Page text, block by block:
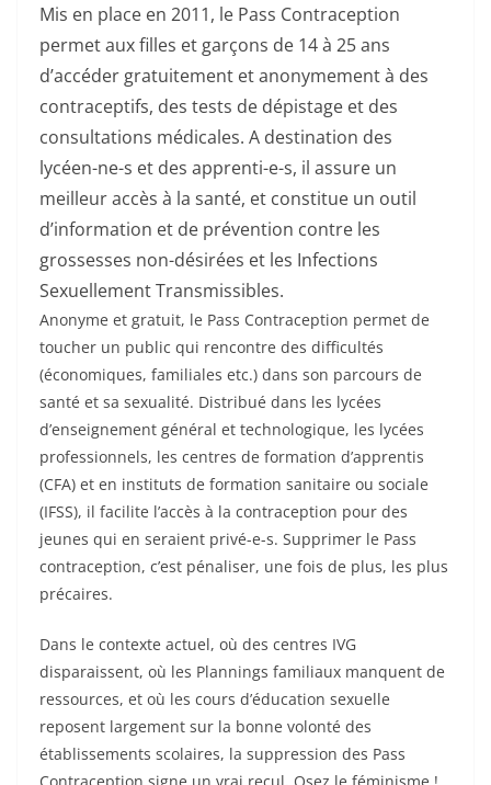
Mis en place en 2011, le Pass Contraception
permet aux filles et garçons de 14 à 25 ans
d’accéder gratuitement et anonymement à des
contraceptifs, des tests de dépistage et des
consultations médicales. A destination des
lycéen-ne-s et des apprenti-e-s, il assure un
meilleur accès à la santé, et constitue un outil
d’information et de prévention contre les
grossesses non-désirées et les Infections
Sexuellement Transmissibles.
Anonyme et gratuit, le Pass Contraception permet de
toucher un public qui rencontre des difficultés
(économiques, familiales etc.) dans son parcours de
santé et sa sexualité. Distribué dans les lycées
d’enseignement général et technologique, les lycées
professionnels, les centres de formation d’apprentis
(CFA) et en instituts de formation sanitaire ou sociale
(IFSS), il facilite l’accès à la contraception pour des
jeunes qui en seraient privé-e-s. Supprimer le Pass
contraception, c’est pénaliser, une fois de plus, les plus
précaires.
Dans le contexte actuel, où des centres IVG
disparaissent, où les Plannings familiaux manquent de
ressources, et où les cours d’éducation sexuelle
reposent largement sur la bonne volonté des
établissements scolaires, la suppression des Pass